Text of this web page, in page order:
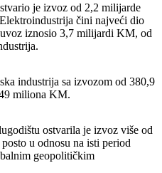
je izvoz od 2,2 milijarde
čini najveći dio
iznosio 3,7 milijardi KM, od
industrija sa izvozom od 380,9
miliona KM.
ostvarila je izvoz više od
u odnosu na isti period
geopolitičkim